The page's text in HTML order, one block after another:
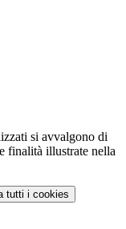
si avvalgono di
finalità illustrate nella
tutti i cookies